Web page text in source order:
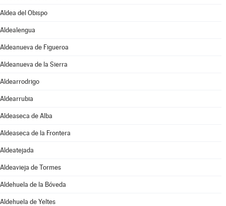
Aldea del Obispo
Aldealengua
Aldeanueva de Figueroa
Aldeanueva de la Sierra
Aldearrodrigo
Aldearrubia
Aldeaseca de Alba
Aldeaseca de la Frontera
Aldeatejada
Aldeavieja de Tormes
Aldehuela de la Bóveda
Aldehuela de Yeltes